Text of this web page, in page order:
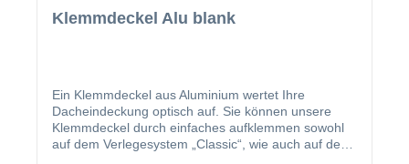
Klemmdeckel Alu blank
Ein Klemmdeckel aus Aluminium wertet Ihre
Dacheindeckung optisch auf. Sie können unsere
Klemmdeckel durch einfaches aufklemmen sowohl
auf dem Verlegesystem „Classic“, wie auch auf dem